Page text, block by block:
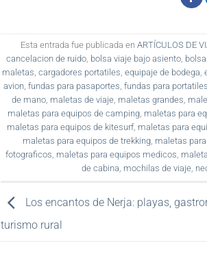
Esta entrada fue publicada enARTÍCULOS DE
cancelacion de ruido, bolsa viaje bajo asiento,
maletas,cargadores portatiles,equipaje de bodega,
avion, fundas para pasaportes, fundas para portatiles
de mano, maletas de viaje, maletas grandes,
maletas para equipos de camping, maletas para
maletas para equipos de kitesurf, maletas para
maletas para equipos de trekking, maletas
fotograficos, maletas para equipos medicos,
de cabina, mochilas de viaje,
Los encantos de Nerja: playas,
turismo rural